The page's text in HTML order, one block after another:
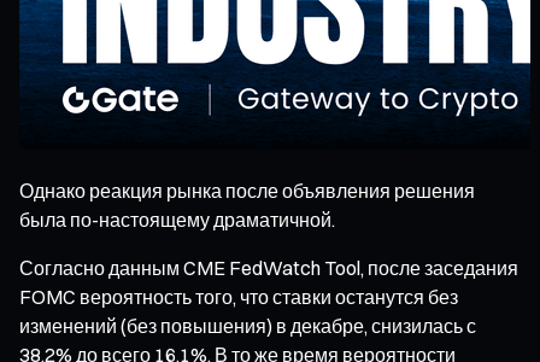
Однако реакция рынка после объявления решения
была по-настоящему драматичной.
Согласно данным CME FedWatch Tool, после заседания
FOMC вероятность того, что ставки останутся без
изменений (без повышения) в декабре, снизилась с
38,2% до всего 16,1%. В то же время вероятности